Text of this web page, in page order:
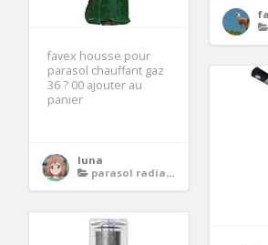
favex housse pour
parasol chauffant gaz
36 ? 00 ajouter au
panier
luna
parasol radiateur chauffant